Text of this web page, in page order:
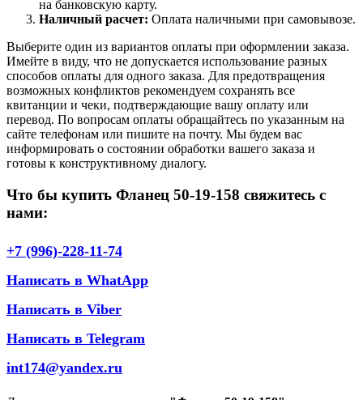
на банковскую карту.
Наличный расчет: Оплата наличными при самовывозе.
Выберите один из вариантов оплаты при оформлении заказа.
Имейте в виду, что не допускается использование разных
способов оплаты для одного заказа. Для предотвращения
возможных конфликтов рекомендуем сохранять все
квитанции и чеки, подтверждающие вашу оплату или
перевод. По вопросам оплаты обращайтесь по указанным на
сайте телефонам или пишите на почту. Мы будем вас
информировать о состоянии обработки вашего заказа и
готовы к конструктивному диалогу.
Что бы купить Фланец 50-19-158 свяжитесь с
нами:
+7 (996)-228-11-74
Написать в WhatApp
Написать в Viber
Написать в Telegram
int174@yandex.ru